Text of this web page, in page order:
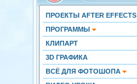
ПРОЕКТЫ AFTER EFFECTS
ПРОГРАММЫ
КЛИПАРТ
3D ГРАФИКА
ВСЁ ДЛЯ ФОТОШОПА